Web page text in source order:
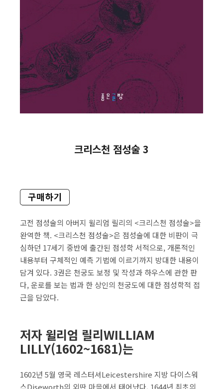
크리스천 점성술 3
고전 점성술의 아버지 윌리엄 릴리의 <크리스천 점성술>을
완역한 책. <크리스천 점성술>은 점성술에 대한 비판이 극
심하던 17세기 중반에 출간된 점성학 서적으로, 개론적인
내용부터 구체적인 예측 기법에 이르기까지 방대한 내용이
담겨 있다. 3권은 천궁도 보정 및 작성과 하우스에 관한 판
다, 운로를 보는 법과 한 상인의 천궁도에 대한 점성학적 접
근을 담았다.
저자 윌리엄 릴리WILLIAM
LILLY(1602~1681)는
1602년 5월 영국 레스터셔Leicestershire 지방 다이스워
스Diseworth의 외딴 마을에서 태어났다. 1644년 최초의